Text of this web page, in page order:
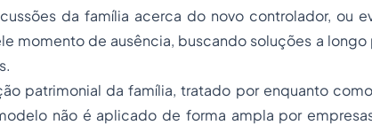
da família acerca do novo controlador, ou
momento de ausência, buscando soluções a longo
patrimonial da família, tratado por enquanto
não é aplicado de forma ampla por